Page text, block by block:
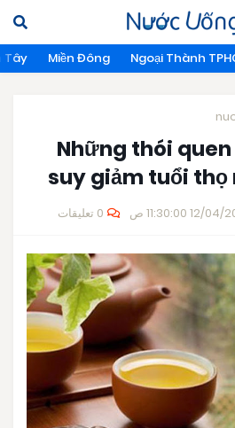
Ngoại Thành
Miền Đông
Tây
Những thói
suy giảm tuổi
2021 11:30:00 ص 0 تعليقات